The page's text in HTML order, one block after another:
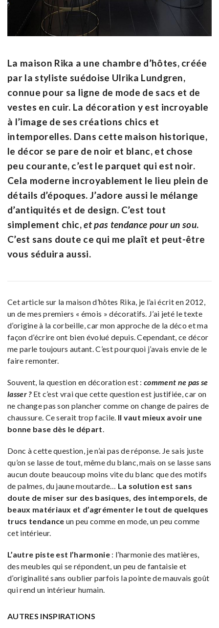
La maison Rika a une chambre d’hôtes, créée
par la styliste suédoise Ulrika Lundgren,
connue pour sa ligne de mode de sacs et de
vestes en cuir. La décoration y est incroyable
à l’image de ses créations chics et
intemporelles. Dans cette maison historique,
le décor se pare de noir et blanc, et chose
peu courante, c’est le parquet qui est noir.
Cela moderne incroyablement le lieu plein de
détails d’époques. J’adore aussi le mélange
d’antiquités et de design. C’est tout
simplement chic,et pas tendance pour un sou.
C’est sans doute ce qui me plaît et peut-être
vous séduira aussi.
Cet article sur la maison d’hôtes Rika, je l’ai écrit en 2012,
un de mes premiers « émois » décoratifs. J’ai jeté le texte
d’origine à la corbeille, car mon approche de la déco et ma
façon d’écrire ont bien évolué depuis. Cependant, ce décor
me parle toujours autant. C’est pourquoi j’avais envie de le
faire remonter.
Souvent, la question en décoration est :comment ne pas se
lasser ?Et c’est vrai que cette question est justifiée, car on
ne change pas son plancher comme on change de paires de
chaussure. Ce serait trop facile. Il vaut mieux avoir une
bonne base dès le départ
Donc à cette question, je n’ai pas de réponse. Je sais juste
qu’on se lasse de tout, même du blanc, mais on se lasse sans
aucun doute beaucoup moins vite du blanc que des motifs
de palmes, du jaune moutarde… La solution est sans
doute de miser sur des basiques, des intemporels, de
beaux matériaux et d’agrémenter le tout de quelques
trucs tendance un peu comme en mode, un peu comme
cet intérieur.
L’autre piste est l’harmonie: l’harmonie des matières,
des meubles qui se répondent, un peu de fantaisie et
d’originalité sans oublier parfois la pointe de mauvais goût
qui rend un intérieur humain.
AUTRES INSPIRATIONS